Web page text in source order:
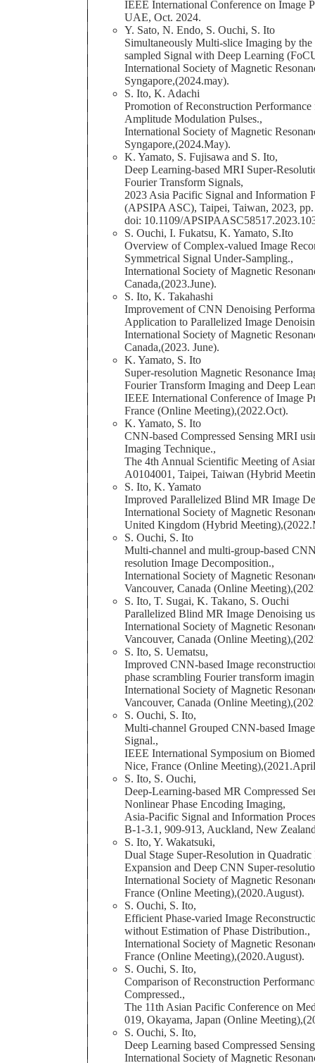
IEEE International Conference on Image
UAE, Oct. 2024.
Y. Sato, N. Endo, S. Ouchi, S. Ito
Simultaneously Multi-slice Imaging by
sampled Signal with Deep Learning
International Society of Magnetic
Syngapore,(2024.may).
S. Ito, K. Adachi
Promotion of Reconstruction
Amplitude Modulation Pulses.,
International Society of Magnetic
Syngapore,(2024.May).
K. Yamato, S. Fujisawa and S. Ito,
Deep Learning-based MRI Super-
Fourier Transform Signals,
2023 Asia Pacific Signal and Information
(APSIPA ASC), Taipei, Taiwan, 2023,
doi: 10.1109/
S. Ouchi, I. Fukatsu, K. Yamato, S.Ito
Overview of Complex-valued Image
Symmetrical Signal Under-Sampling.,
International Society of Magnetic
Canada,(2023.June).
S. Ito, K. Takahashi
Improvement of CNN Denoising
Application to Parallelized Image
International Society of Magnetic
Canada,(2023. June).
K. Yamato, S. Ito
Super-resolution Magnetic Resonance
Fourier Transform Imaging and Deep
IEEE International Conference of Image
France (Online Meeting),(2022.Oct).
K. Yamato, S. Ito
CNN-based Compressed Sensing MRI
Imaging Technique.,
The 4th Annual Scientific Meeting of
A0104001, Taipei, Taiwan (Hybrid
S. Ito, K. Yamato
Improved Parallelized Blind MR Image
International Society of Magnetic
United Kingdom (Hybrid
S. Ouchi, S. Ito
Multi-channel and multi-group-based
resolution Image Decomposition.,
International Society of Magnetic
Vancouver, Canada (Online
S. Ito, T. Sugai, K. Takano, S. Ouchi
Parallelized Blind MR Image Denoising
International Society of Magnetic
Vancouver, Canada (Online
S. Ito, S. Uematsu,
Improved CNN-based Image
phase scrambling Fourier transform
International Society of Magnetic
Vancouver, Canada (Online
S. Ouchi, S. Ito,
Multi-channel Grouped CNN-based
Signal.,
IEEE International Symposium on
Nice, France (Online
S. Ito, S. Ouchi,
Deep-Learning-based MR Compressed
Nonlinear Phase Encoding Imaging,
Asia-Pacific Signal and Information
B-1-3.1, 909-913, Auckland, New
S. Ito, Y. Wakatsuki,
Dual Stage Super-Resolution in
Expansion and Deep CNN Super-
International Society of Magnetic
France (Online Meeting),(2020.August).
S. Ouchi, S. Ito,
Efficient Phase-varied Image
without Estimation of Phase Distribution.,
International Society of Magnetic
France (Online Meeting),(2020.August).
S. Ouchi, S. Ito,
Comparison of Reconstruction
Compressed.,
The 11th Asian Pacific Conference on
019, Okayama, Japan (Online
S. Ouchi, S. Ito,
Deep Learning based Compressed
International Society of Magnetic